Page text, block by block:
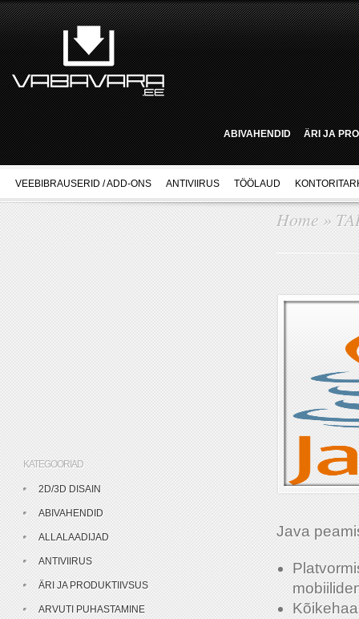
ABIVAHENDID ÄRI JA
VEEBIBRAUSERID / ADD-ONS ANTIVIIRUS TÖÖLAUD
Home »
Java
KATEGOORIAD
2D/3D DISAIN
ABIVAHENDID
ALLALAADIJAD
ANTIVIIRUS
ÄRI JA PRODUKTIIVSUS
ARVUTI PUHASTAMINE